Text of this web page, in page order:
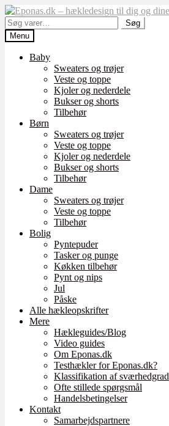
Spring
til
navigation
Spring
til
indhold
Søg
efter:
Søg
Menu
Baby
Sweaters og trøjer
Veste og toppe
Kjoler og nederdele
Bukser og shorts
Tilbehør
Børn
Sweaters og trøjer
Veste og toppe
Kjoler og nederdele
Bukser og shorts
Tilbehør
Dame
Sweaters og trøjer
Veste og toppe
Tilbehør
Bolig
Pyntepuder
Tasker og punge
Køkken tilbehør
Pynt og nips
Jul
Påske
Alle hækleopskrifter
Mere
Hækleguides/Blog
Video guides
Om Eponas.dk
Testhækler for Eponas.dk?
Klassifikation af sværhedgrad
Ofte stillede spørgsmål
Handelsbetingelser
Kontakt
Samarbejdspartnere